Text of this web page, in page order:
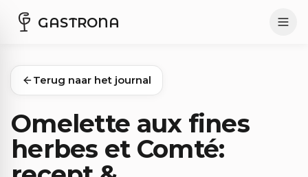
GASTRONA
Terug naar het journal
Omelette aux fines
herbes et Comté: